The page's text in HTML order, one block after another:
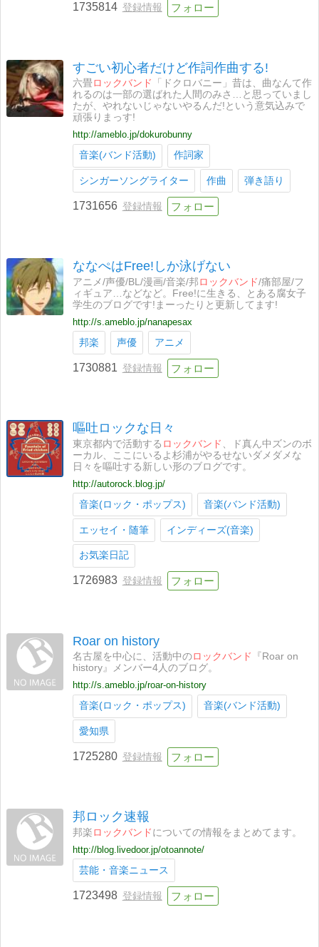
1735814 登録情報
すごい初心者だけど作詞作曲する!
六畳 ロックバンド
「ドクロバニー」昔は、曲なんて作
れるのは一部の選ばれた人間のみさ…と思っていまし
たが、やれないじゃないやるんだ!という意気込みで
頑張りまっす!
http://ameblo.jp/dokurobunny
音楽(バンド活動)
作詞家
シンガーソングライター 作曲 弾き語り
1731656 登録情報
ななぺはFree!しか泳げない
アニメ/声優/BL/漫画/音楽/邦 ロックバンド/痛部屋/フ
ィギュア…などなど。Free!に生きる、とある腐女子
学生のブログです!まーったりと更新してます!
http://s.ameblo.jp/nanapesax
邦楽
声優 アニメ
1730881 登録情報
嘔吐ロックな日々
東京都内で活動する ロックバンド
、ド真ん中ズンのボ
ーカル、ここにいるよ杉浦がやるせないダメダメな
日々を嘔吐する新しい形のブログです。
http://autorock.blog.jp/
音楽(ロック・ポップス)
音楽(バンド活動)
エッセイ・随筆 インディーズ(音楽)
お気楽日記
1726983 登録情報
Roar on history
名古屋を中心に、活動中のロックバンド
『Roar on
history』メンバー4人のブログ。
http://s.ameblo.jp/roar-on-history
音楽(ロック・ポップス)
音楽(バンド活動)
愛知県
1725280 登録情報
邦ロック速報
邦楽 ロックバンド についての情報をまとめてます。
http://blog.livedoor.jp/otoannote/
芸能・音楽ニュース
1723498 登録情報